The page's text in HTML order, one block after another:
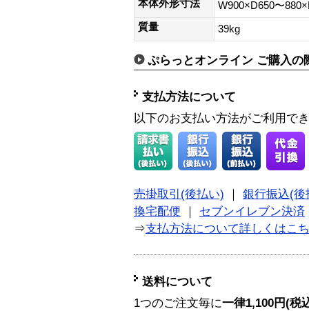
本体外形寸法
W900×D650〜
質量
39kg
ぷらっとオンライン ご購入の
支払方法について
以下のお支払い方法がご利用で
売掛取引(後払い)
銀行振込(後
換宅配便
セブンイレブン決済
⇒支払方法について詳しくはこ
送料について
1つのご注文毎に一律1,100円(税